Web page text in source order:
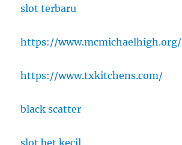
slot terbaru
https://www.mcmichaelhigh.org/
https://www.txkitchens.com/
black scatter
slot bet kecil